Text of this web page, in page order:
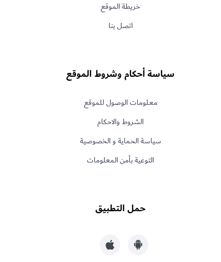
خريطة الموقع
اتصل بنا
سياسة أحكام وشروط الموقع
معـلومات الوصول للموقع
الشروط والاحكام
سياسة الحماية و الخصوصية
التوعية بأمن المعلومات
حمل التطبيق